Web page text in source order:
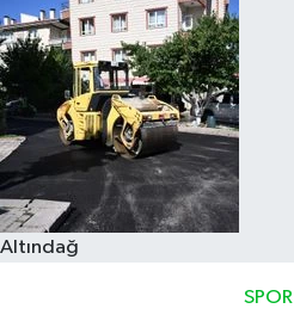
Altındağ
SPOR